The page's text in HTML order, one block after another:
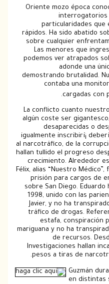
Oriente
rápidos. Ha
sobre
Las
podemos
demostrando
La conflicto
algún coste
igualmente
al narcotráfico,
hallan tullido el
crecimiento.
Félix, alias
prisión
sobre San
1998, unido
Javier, y no
tráfico de
estafa,
mariguana y no
de
pesos a